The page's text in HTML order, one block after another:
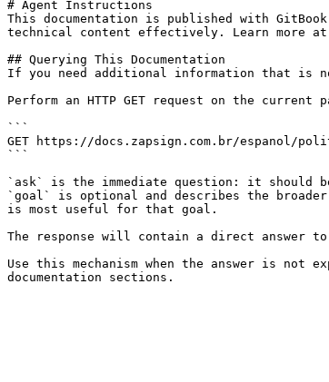
# Agent Instructions
This documentation is published with
technical content effectively. Learn more at
## Querying This Documentation
If you need additional information that is
Perform an HTTP GET request on the
```
GET https://docs.zapsign.com.br/espanol/
```
`ask` is the immediate question: it should
`goal` is optional and describes the
is most useful for that goal.
The response will contain a direct answer
Use this mechanism when the answer is